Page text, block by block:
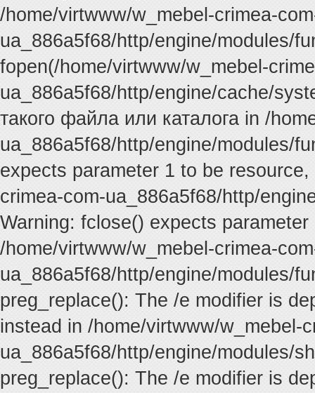
/home/virtwww/w_mebel-crimea-
ua_886a5f68/http/engine/modules/
fopen(/home/virtwww/w_mebel-
ua_886a5f68/http/engine/cache/
такого файла или каталога in /
ua_886a5f68/http/engine/modules/
expects parameter 1 to be
crimea-com-ua_886a5f68/http/
Warning: fclose() expects
/home/virtwww/w_mebel-crimea-
ua_886a5f68/http/engine/modules/
preg_replace(): The /e modifier is
instead in /home/virtwww/w_mebel-
ua_886a5f68/http/engine/modules/
preg_replace(): The /e modifier is